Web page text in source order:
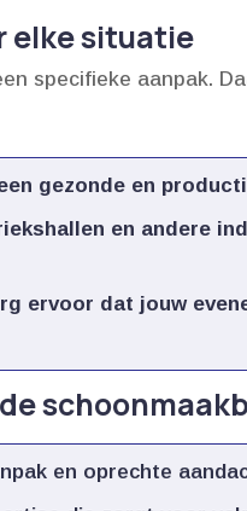
elke situatie
specifieke aanpak.​
gezonde en
en andere
ervoor dat jouw
en oprechte